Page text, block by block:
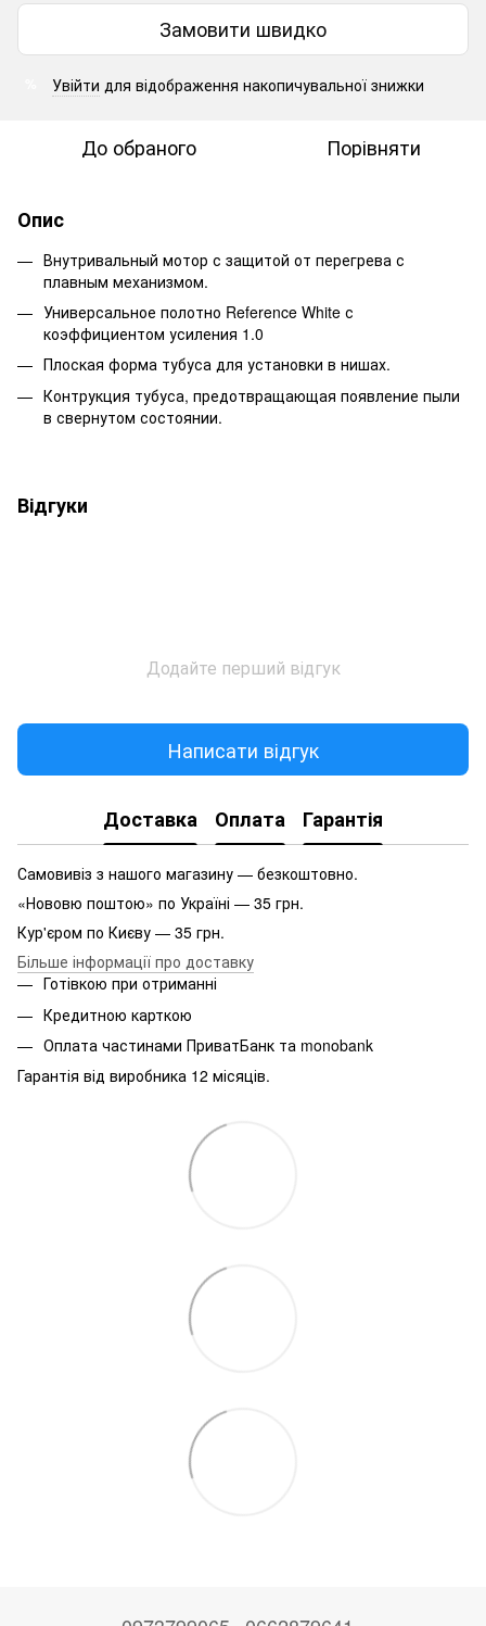
Замовити швидко
Увійти для відображення накопичувальної знижки
До обраного Порівняти
Опис
Внутривальный мотор с защитой от перегрева с
плавным механизмом.
Универсальное полотно Reference White с
коэффициентом усиления 1.0
Плоская форма тубуса для установки в нишах.
Контрукция тубуса, предотвращающая появление пыли
в свернутом состоянии.
Відгуки
Додайте перший відгук
Написати відгук
Доставка Оплата Гарантія
Самовивіз з нашого магазину — безкоштовно.
«Нововю поштою» по Україні — 35 грн.
Кур'єром по Києву — 35 грн.
Більше інформації про доставку
Готівкою при отриманні
Кредитною карткою
Оплата частинами ПриватБанк та monobank
Гарантія від виробника 12 місяців.